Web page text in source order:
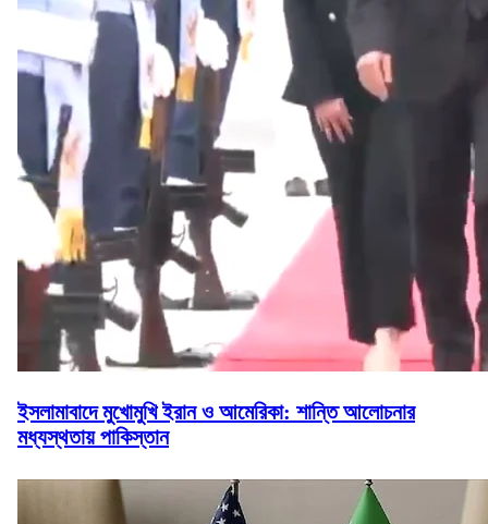
ইসলামাবাদে মুখোমুখি ইরান ও আমেরিকা: শান্তি আলোচনার
মধ্যস্থতায় পাকিস্তান